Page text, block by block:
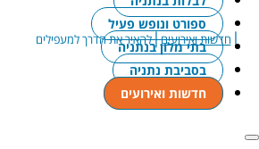
ספורט ונופש פעיל
בתי מלון בנתניה
בסביבת נתניה
חדשות ואירועים
| חדשות ואירועים|להאיר את הדרך למעפילים